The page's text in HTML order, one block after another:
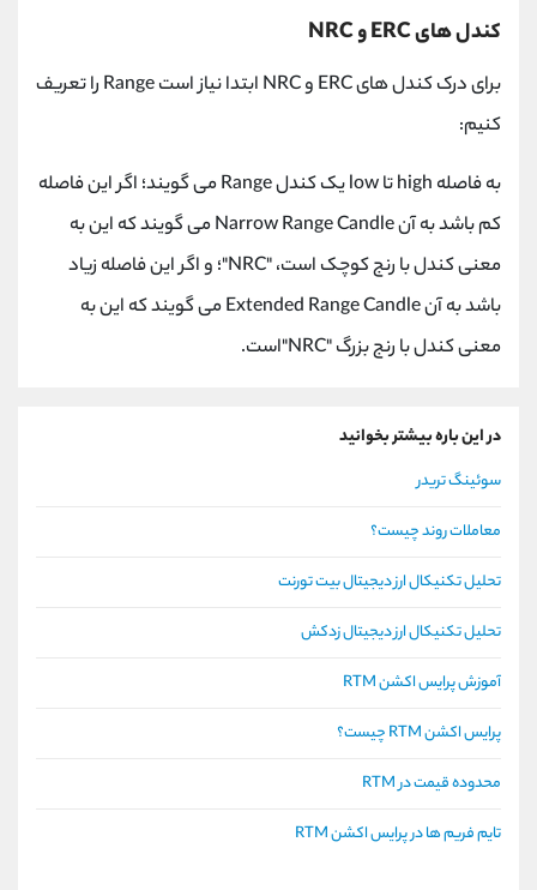
کندل های ERC و NRC
برای درک کندل های ERC و NRC ابتدا نیاز است Range را تعریف
کنیم:
به فاصله high تا low یک کندل Range می گویند؛ اگر این فاصله
کم باشد به آن Narrow Range Candle می گویند که این به
معنی کندل با رنج کوچک است، "NRC"؛ و اگر این فاصله زیاد
باشد به آن Extended Range Candle می گویند که این به
معنی کندل با رنج بزرگ "NRC"است.
در این باره بیشتر بخوانید
سوئینگ تریدر
معاملات روند چیست؟
تحلیل تکنیکال ارز دیجیتال بیت تورنت
تحلیل تکنیکال ارز دیجیتال زدکش
آموزش پرایس اکشن RTM
پرایس اکشن RTM چیست؟
محدوده قیمت در RTM
تایم فریم ها در پرایس اکشن RTM